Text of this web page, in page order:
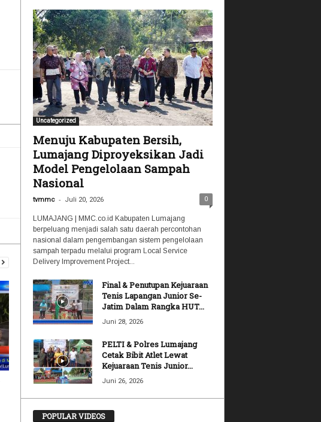
Uncategorized
Menuju Kabupaten Bersih,
Lumajang Diproyeksikan Jadi
Model Pengelolaan Sampah
Nasional
tvmmc - Juli 20, 2026 0
LUMAJANG | MMC.co.id Kabupaten Lumajang
berpeluang menjadi salah satu daerah percontohan
nasional dalam pengembangan sistem pengelolaan
sampah terpadu melalui program Local Service
Delivery Improvement Project...
Final & Penutupan Kejuaraan
Tenis Lapangan Junior Se-
Jatim Dalam Rangka HUT...
Juni 28, 2026
PELTI & Polres Lumajang
Cetak Bibit Atlet Lewat
Kejuaraan Tenis Junior...
Juni 26, 2026
POPULAR VIDEOS